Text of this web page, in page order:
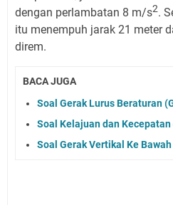
dengan perlambatan 8 m/s2.
itu menempuh jarak 21 meter
direm.
BACA JUGA
Soal Gerak Lurus Beraturan
Soal Kelajuan dan
Soal Gerak Vertikal Ke